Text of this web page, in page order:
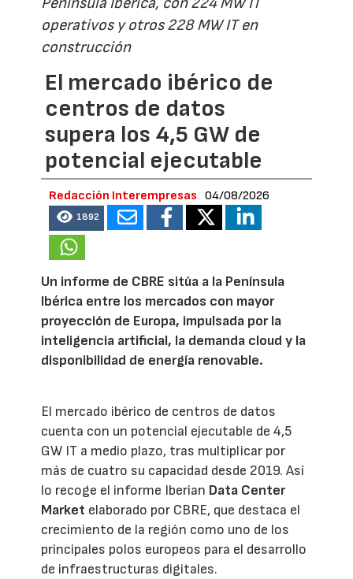
operativos y otros 228 MW IT en
construcción
El mercado ibérico de
centros de datos
supera los 4,5 GW de
potencial ejecutable
Redacción Interempresas 04/08/2026
1892
Un informe de CBRE sitúa a la Península
Ibérica entre los mercados con mayor
proyección de Europa, impulsada por la
inteligencia artificial, la demanda cloud y la
disponibilidad de energía renovable.
El mercado ibérico de centros de datos
cuenta con un potencial ejecutable de 4,5
GW IT a medio plazo, tras multiplicar por
más de cuatro su capacidad desde 2019. Así
lo recoge el informe Iberian Data Center
Market elaborado por CBRE, que destaca el
crecimiento de la región como uno de los
principales polos europeos para el desarrollo
de infraestructuras digitales.